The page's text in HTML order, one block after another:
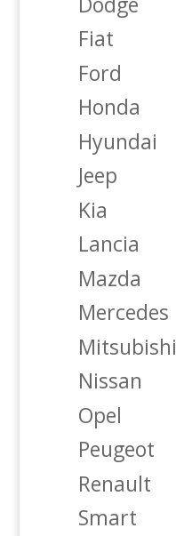
Fiat
Ford
Honda
Hyundai
Jeep
Kia
Lancia
Mazda
Mercedes
Mitsubishi
Nissan
Opel
Peugeot
Renault
Smart